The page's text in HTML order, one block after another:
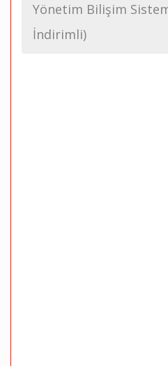
Yönetim Bilişim
İndirimli)